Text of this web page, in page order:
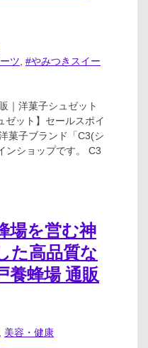
ツ #やみつきスイー
｜洋菓子シュゼット
ット】セールスポイ
菓子ブランド「C3(シ
ンショップです。 C3
場を営む神
た高品質な
養蜂場 通販
美容・健康